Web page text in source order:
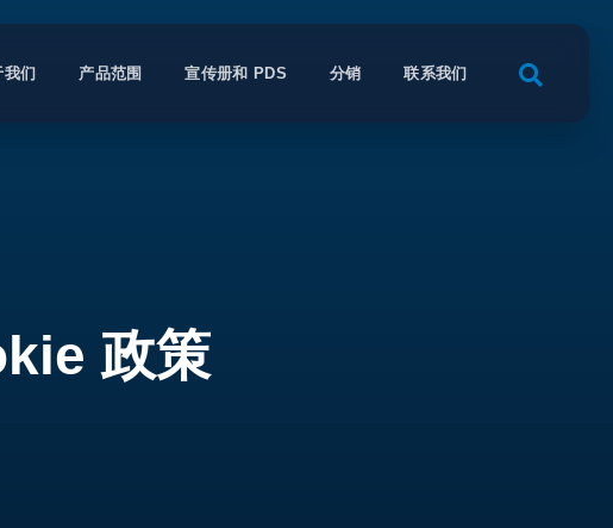
我们 产品范围 宣传册和 PDS 分销 联系我们
政策